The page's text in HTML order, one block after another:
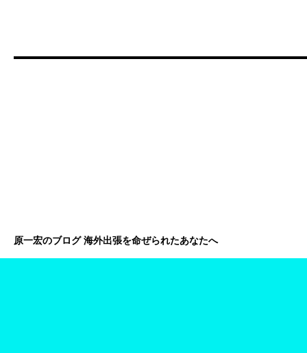
原一宏のブログ 海外出張を命ぜられたあなたへ